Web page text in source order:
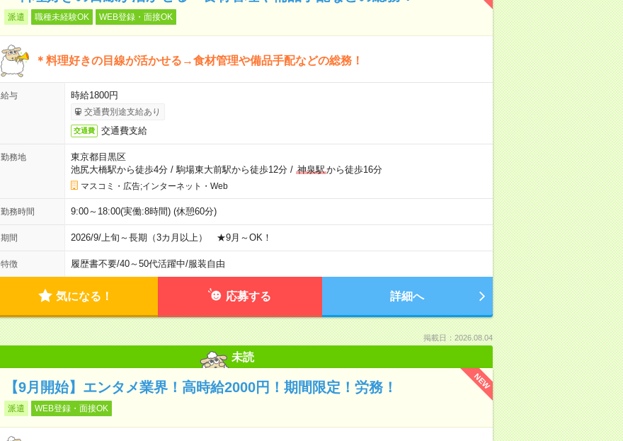
派遣 職種未経験OK WEB登録・面接OK
＊料理好きの目線が活かせる→食材管理や備品手配などの総務！
給与 時給1800円
交通費別途支給あり
交通費 交通費支給
勤務地
東京都目黒区
池尻大橋駅から徒歩4分/ 駒場東大前駅から徒歩12分/ 神泉駅から徒歩16分
マスコミ・広告;インターネット・Web
勤務時間 9:00～18:00(実働:8時間) (休憩60分)
期間 2026/9/上旬～長期（3カ月以上） ★9月～OK！
特徴 履歴書不要/40～50代活躍中/服装自由
気になる！ 応募する 詳細へ
掲載日：2026.08.04
未読
NEW
【9月開始】エンタメ業界！高時給2000円！期間限定！労務！
派遣 WEB登録・面接OK